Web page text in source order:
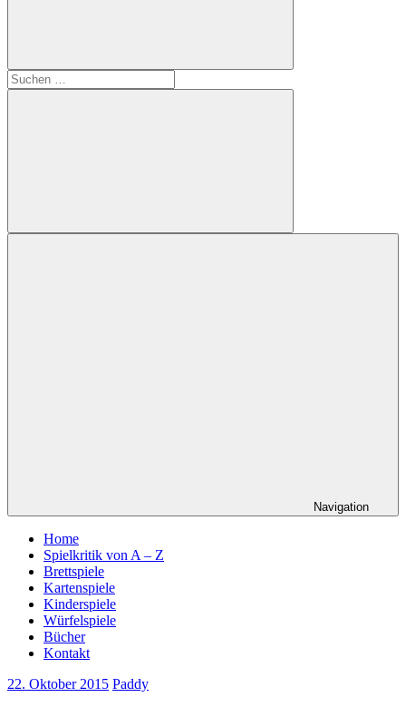
Suchen
nach:
Suchen
Navigation
Home
Spielkritik von A – Z
Brettspiele
Kartenspiele
Kinderspiele
Würfelspiele
Bücher
Kontakt
22. Oktober 2015 Paddy